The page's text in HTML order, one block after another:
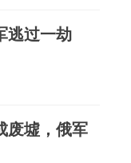
逃过一劫
废墟，俄军